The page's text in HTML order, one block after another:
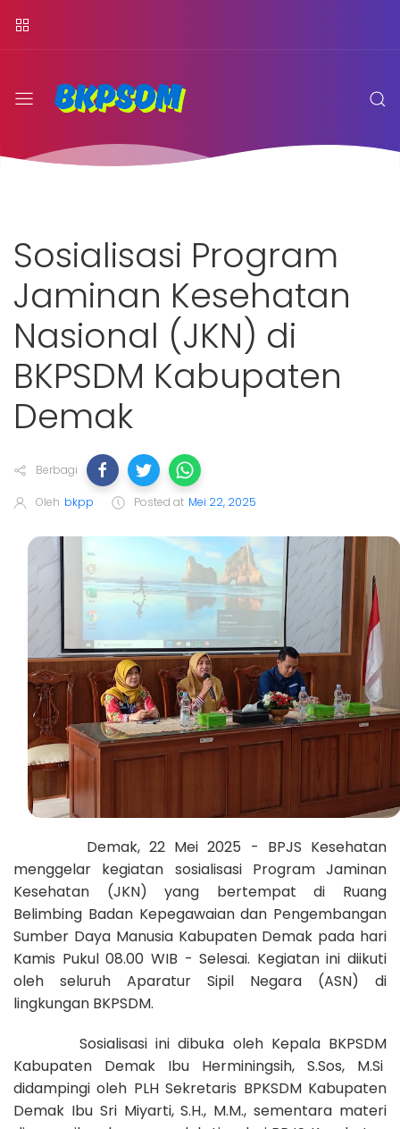
Sosialisasi Program
Jaminan Kesehatan
Nasional (JKN) di
BKPSDM Kabupaten
Demak
Berbagi
Oleh bkpp Posted at Mei 22, 2025
Demak, 22 Mei 2025 - BPJS Kesehatan
menggelar kegiatan sosialisasi Program Jaminan
Kesehatan (JKN) yang bertempat di Ruang
Belimbing Badan Kepegawaian dan Pengembangan
Sumber Daya Manusia Kabupaten Demak pada hari
Kamis Pukul 08.00 WIB - Selesai. Kegiatan ini diikuti
oleh seluruh Aparatur Sipil Negara (ASN) di
lingkungan BKPSDM.
Sosialisasi ini dibuka oleh Kepala BKPSDM
Kabupaten Demak Ibu Herminingsih, S.Sos, M.Si
didampingi oleh PLH Sekretaris BPKSDM Kabupaten
Demak Ibu Sri Miyarti, S.H., M.M., sementara materi